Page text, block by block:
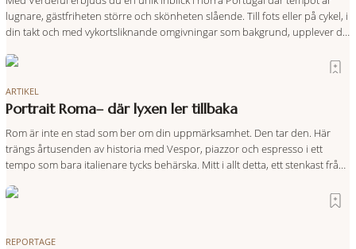
lugnare, gästfriheten större och skönheten slående. Till fots eller på cykel, i
din takt och med vykortsliknande omgivningar som bakgrund, upplever du
och sagolika landskap – detta är slow travel när det
ARTIKEL
Portrait Roma– där lyxen ler tillbaka
Rom är inte en stad som ber om din uppmärksamhet. Den tar den. Här
trängs årtusenden av historia med Vespor, piazzor och espresso i ett
tempo som bara italienare tycks behärska. Mitt i allt detta, ett stenkast från
den smått osannolika bedriften att
REPORTAGE